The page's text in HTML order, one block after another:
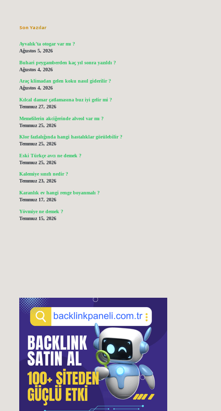
Son Yazılar
Ayvalık’ta otogar var mı ?
Ağustos 5, 2026
Buhari peygamberden kaç yıl sonra yazıldı ?
Ağustos 4, 2026
Araç klimadan gelen koku nasıl giderilir ?
Ağustos 4, 2026
Kılcal damar çatlamasına buz iyi gelir mi ?
Temmuz 27, 2026
Memelilerin akciğerinde alveol var mı ?
Temmuz 25, 2026
Klor fazlalığında hangi hastalıklar görülebilir ?
Temmuz 25, 2026
Eski Türkçe avcı ne demek ?
Temmuz 25, 2026
Kalemiye sınıfı nedir ?
Temmuz 23, 2026
Karanlık ev hangi renge boyanmalı ?
Temmuz 17, 2026
Yövmiye ne demek ?
Temmuz 15, 2026